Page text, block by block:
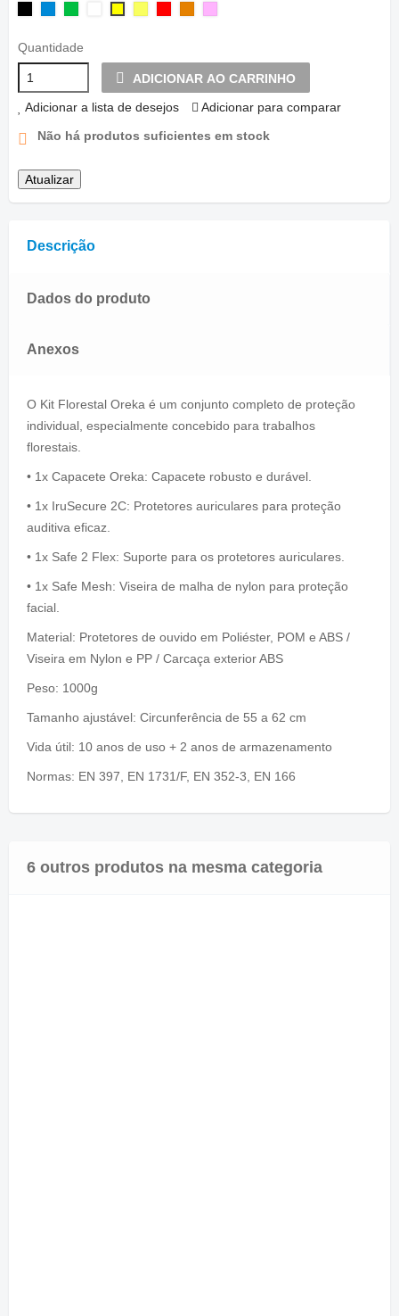
Branco
Quantidade
ADICIONAR AO CARRINHO
Adicionar a lista de desejos
Adicionar para comparar
Não há produtos suficientes em stock
Descrição
Dados do produto
Anexos
O Kit Florestal Oreka é um conjunto completo de proteção
individual, especialmente concebido para trabalhos
florestais.
• 1x Capacete Oreka: Capacete robusto e durável.
• 1x IruSecure 2C: Protetores auriculares para proteção
auditiva eficaz.
• 1x Safe 2 Flex: Suporte para os protetores auriculares.
• 1x Safe Mesh: Viseira de malha de nylon para proteção
facial.
Material: Protetores de ouvido em Poliéster, POM e ABS /
Viseira em Nylon e PP / Carcaça exterior ABS
Peso: 1000g
Tamanho ajustável: Circunferência de 55 a 62 cm
Vida útil: 10 anos de uso + 2 anos de armazenamento
Normas: EN 397, EN 1731/F, EN 352-3, EN 166
6 outros produtos na mesma categoria